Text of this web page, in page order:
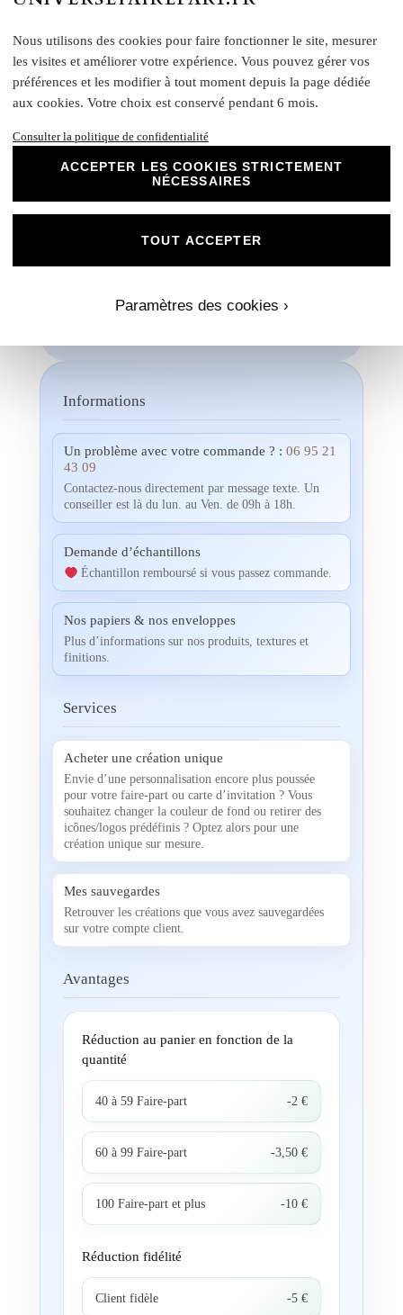
et inoubliables.
Chez Universe Faire-part, nous mettons
tout en œuvre pour vous offrir des produits
d'exception qui répondent à vos attentes les
plus exigeantes. Faites confiance à notre
accompagner dans la réalisation de vos
Une fois votre commande passée, si vous souhaitez
visualiser un aperçu avec vos propres photos, textes et
pourrez discuter des dimensions, de la disposition, des
Informations
Un problème avec votre commande ? : 06 95 21
43 09
Contactez-nous directement par message texte. Un
conseiller est là du lun. au Ven. de 09h à 18h.
Demande d’échantillons
Échantillon remboursé si vous passez commande.
Nos papiers & nos enveloppes
Plus d’informations sur nos produits, textures et
finitions.
Services
Acheter une création unique
Envie d’une personnalisation encore plus poussée
pour votre faire-part ou carte d’invitation ? Vous
souhaitez changer la couleur de fond ou retirer des
icônes/logos prédéfinis ? Optez alors pour une
création unique sur mesure.
Mes sauvegardes
Retrouver les créations que vous avez sauvegardées
sur votre compte client.
Avantages
Réduction au panier en fonction de la
quantité
40 à 59 Faire-part -2 €
60 à 99 Faire-part -3,50 €
100 Faire-part et plus -10 €
Réduction fidélité
Client fidèle -5 €
Nous utilisons des cookies pour faire fonctionner le site, mesurer
les visites et améliorer votre expérience. Vous pouvez gérer vos
préférences et les modifier à tout moment depuis la page dédiée
aux cookies. Votre choix est conservé pendant 6 mois.
Consulter la politique de confidentialité
ACCEPTER LES COOKIES STRICTEMENT
NÉCESSAIRES
Paramètres des cookies ›
TOUT ACCEPTER